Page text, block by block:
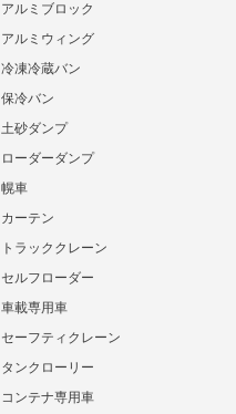
アルミブロック
アルミウィング
冷凍冷蔵バン
保冷バン
土砂ダンプ
ローダーダンプ
幌車
カーテン
トラッククレーン
セルフローダー
車載専用車
セーフティクレーン
タンクローリー
コンテナ専用車